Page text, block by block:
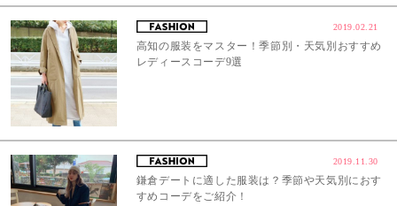
2019.02.21
高知の服装をマスター！季節別・天気別おすすめ
レディースコーデ9選
2019.11.30
鎌倉デートに適した服装は？季節や天気別におす
すめコーデをご紹介！